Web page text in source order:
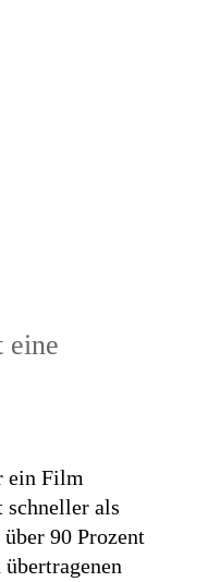
eine
ein Film
als
90 Prozent